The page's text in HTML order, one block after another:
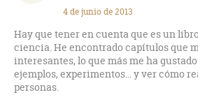
4 de junio de 2013
Hay que tener en cuenta que es un
ciencia. He encontrado capítulos que
interesantes, lo que más me ha
ejemplos, experimentos... y ver cómo
personas.